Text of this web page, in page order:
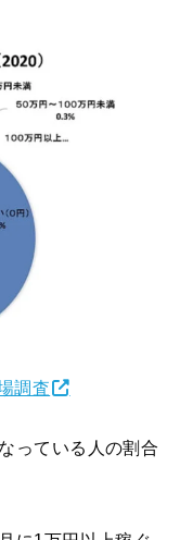
調査
っている人の割合